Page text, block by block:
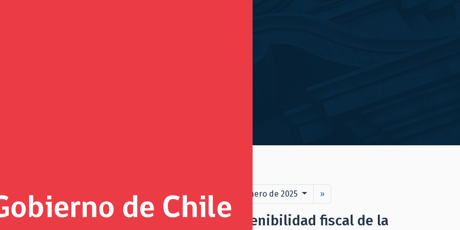
Página 25 de noviembre de 2024 - 21 de enero de 2025 »
2025 Ministro Marcel reafirma la sostenibilidad fiscal de la